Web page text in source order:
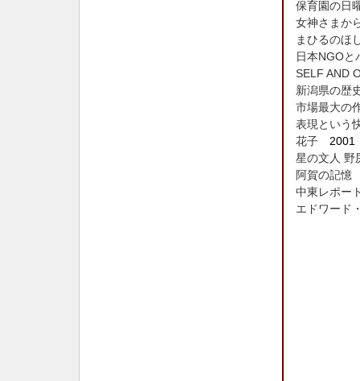
保育園の日
女神さまか
まひるのほ
日本NGOと
SELF AND
新潟県の歴
市場最大の
表現という
花子 2001
星の文人 野
阿賀の記憶
中東レポー
エドワード